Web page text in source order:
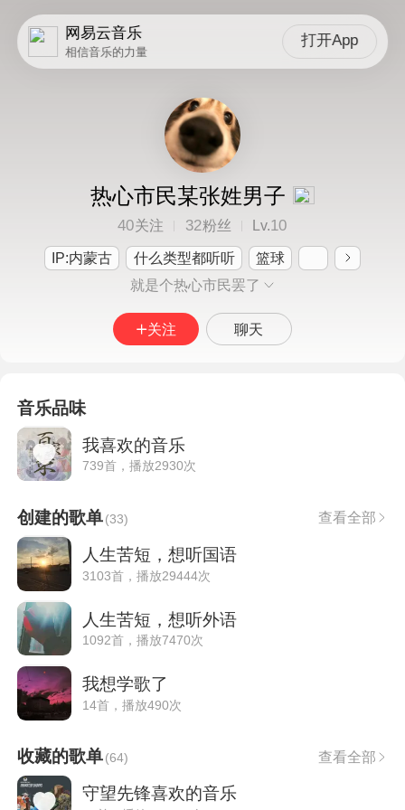
网易云音乐
相信音乐的力量
打开App
热心市民某张姓男子
40关注 32粉丝 Lv.10
IP:内蒙古 什么类型都听听
篮球
就是个热心市民罢了
关注 聊天
音乐品味
我喜欢的音乐
739首，播放2930次
创建的歌单(33) 查看全部
人生苦短，想听国语
3103首，播放29444次
人生苦短，想听外语
1092首，播放7470次
我想学歌了
14首，播放490次
收藏的歌单(64) 查看全部
守望先锋喜欢的音乐